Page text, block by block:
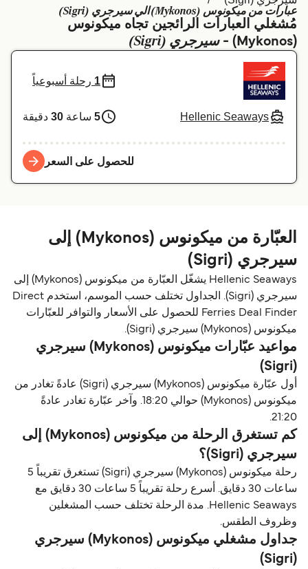
Deutschland
Schweiz (DE)
Norge
Indonesia
Maroc (FR)
عبارات من ميكونوس (Mykonos) الي سيرجري (Sigri)
مُشغلي العبارات الرائجين تجاه ميكونوس
(Mykonos) -
سيرجري (Sigri)
Hellenic Seaways
1 رحلة أسبوعياً
5 ساعة 30 دقيقة
للحصول على السعر
العبّارة من ميكونوس (Mykonos) إلى
سيرجري (Sigri)
Hellenic Seaways يشغّل العبّارة من ميكونوس (Mykonos) إلى
سيرجري (Sigri). الجداول تختلف حسب الموسم، استخدم Direct
Ferries Deal Finder للحصول على الأسعار والتوافر للعبّارات
ميكونوس (Mykonos) سيرجري (Sigri).
مواعيد عبّارات ميكونوس (Mykonos) سيرجري
(Sigri)
أول عبّارة ميكونوس (Mykonos) سيرجري (Sigri) عادةً تغادر من
ميكونوس (Mykonos) حوالي 18:20. وآخر عبّارة تغادر عادةً
21:20.
كم تستغرق الرحلة من ميكونوس (Mykonos) إلى
سيرجري (Sigri)؟
رحلة ميكونوس (Mykonos) سيرجري (Sigri) تستغرق تقريباً 5
ساعات 30 دقايق. أسرع رحلة تقريباً 5 ساعات 30 دقايق مع
Hellenic Seaways. مدة الرحلة تختلف حسب المشغلين
وظروف الطقس.
جداول مشغلي ميكونوس (Mykonos) سيرجري
(Sigri)